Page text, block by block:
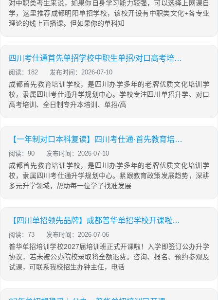
对中职类考生来说，如果你自身学习能力较强，可以选择上网课自
学，这里推荐成都明阳单招学校，该校开设有中职类文化+各专业
理论的线上直播课。但如果你的单科知
四川考仕通首先单招学校中职生单招/对口高考培训，2027年保底公办大专院校
阅读：182 发布时间：2026-07-10
成都首先教育培训学校，是四川办学多年的老牌优质文化培训学
校，隶属四川考仕通升学规划中心。学校专注四川单招升学、对口
高考培训、全日制专升本培训、单招/高
【一年制对口本科复读】四川考仕通·首先教育培训学校2027届招生简章
阅读：90 发布时间：2026-07-10
成都首先教育培训学校，是四川办学多年的老牌优质文化培训学
校，隶属四川考仕通升学规划中心。紧跟教育政策发展趋势，深耕
多元升学领域，帮助每一位学子找准发展
【四川单招领先品牌】成都普华单招学校开课啦！入学即签订升学协议，稳上公办！
阅读：73 发布时间：2026-07-06
普华单招培训学校2027届培训班正式开课啦！入学即签订公办升学
协议，若未被公办院校录取将全额退费。咨询、报名、预约参观及
试课，可联系我校招生办钟主任，电话